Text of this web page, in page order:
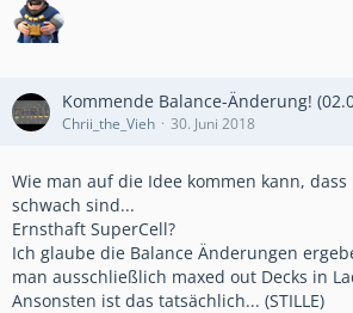
Kommende Balance-Änderung!
Chrii_the_Vieh 30. Juni 2018
Wie man auf die Idee kommen kann, dass
schwach sind...
Ernsthaft SuperCell?
Ich glaube die Balance Änderungen
man ausschließlich maxed out Decks in
Ansonsten ist das tatsächlich... (STILLE)